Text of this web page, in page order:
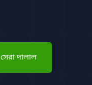
সেরা দালাল